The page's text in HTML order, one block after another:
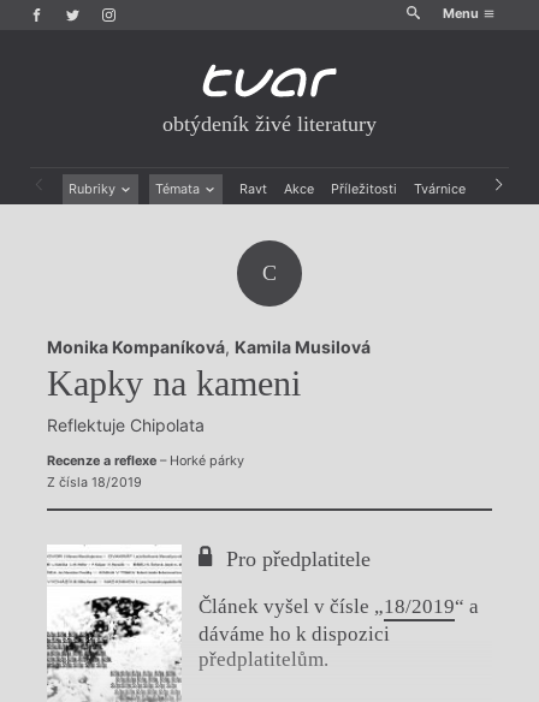
Menu
obtýdeník živé literatury
Rubriky Témata Ravt Akce Příležitosti Tvárnice Archiv
Rozhovory
Dokument
Výroční ceny
C
Monika Kompaníková, Kamila Musilová
Kapky na kameni
Reflektuje Chipolata
Recenze a reflexe– Horké párky
Z čísla 18/2019
Pro předplatitele
Článek vyšel v čísle „18/2019“ a
dáváme ho k dispozici
předplatitelům.